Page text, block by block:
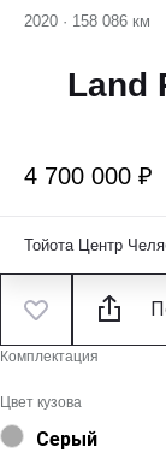
2020 · 158 086 км
Land
4 700 000 ₽
Тойота Центр
Комплектация
Цвет кузова
Серый